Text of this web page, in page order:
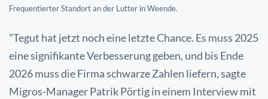
Frequentierter Standort an der Lutter in Weende.
"Tegut hat jetzt noch eine letzte Chance. Es muss 2025
eine signifikante Verbesserung geben, und bis Ende
2026 muss die Firma schwarze Zahlen liefern, sagte
Migros-Manager Patrik Pörtig in einem Interview mit